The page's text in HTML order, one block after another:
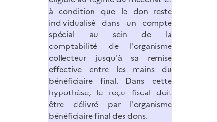
à condition que le don reste
individualisé dans un compte
spécial au sein de la
comptabilité de l'organisme
collecteur jusqu'à sa remise
effective entre les mains du
bénéficiaire final. Dans cette
hypothèse, le reçu fiscal doit
être délivré par l'organisme
bénéficiaire final des dons.